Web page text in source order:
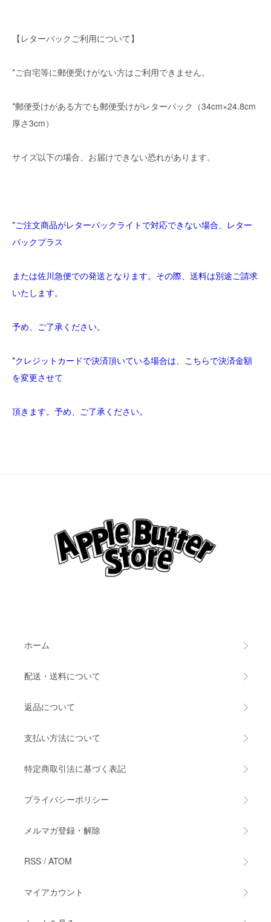
【レターパックご利用について】
*ご自宅等に郵便受けがない方はご利用できません。
*郵便受けがある方でも郵便受けがレターパック（34cm×24.8cm
厚さ3cm）
サイズ以下の場合、お届けできない恐れがあります。
*ご注文商品がレターパックライトで対応できない場合、レター
パックプラス
または佐川急便での発送となります。その際、送料は別途ご請求
いたします。
予め、ご了承ください。
*クレジットカードで決済頂いている場合は、こちらで決済金額
を変更させて
頂きます。予め、ご了承ください。
ホーム
配送・送料について
返品について
支払い方法について
特定商取引法に基づく表記
プライバシーポリシー
メルマガ登録・解除
RSS / ATOM
マイアカウント